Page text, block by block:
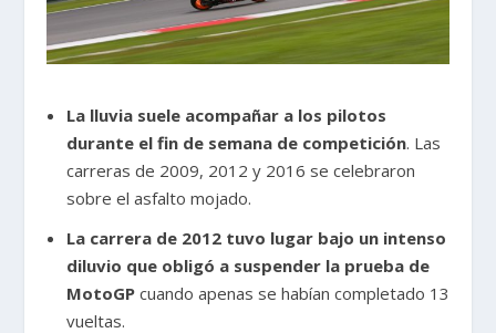
La lluvia suele acompañar a los pilotos
durante el fin de semana de competición. Las
carreras de 2009, 2012 y 2016 se celebraron
sobre el asfalto mojado.
La carrera de 2012 tuvo lugar bajo un intenso
diluvio que obligó a suspender la prueba de
MotoGPcuando apenas se habían completado 13
vueltas.